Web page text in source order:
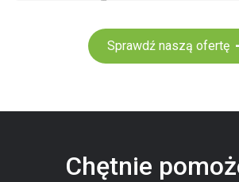
Sprawdź naszą ofertę
Chętnie